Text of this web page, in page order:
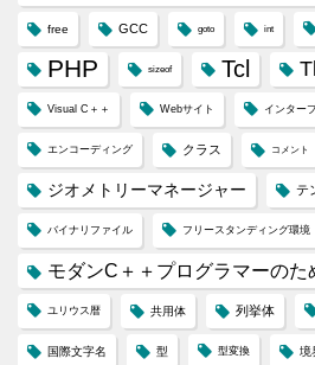
free GCC goto int
PHP sizeof Tcl
Visual C＋＋ Webサイト インター
エンコーディング クラス コメント
ジオメトリーマネージャー テ
バイナリファイル フリースタンディング環境
モダンC＋＋プログラマーのた
ユリウス暦 共用体 列挙体
国際文字名 型 型変換 境